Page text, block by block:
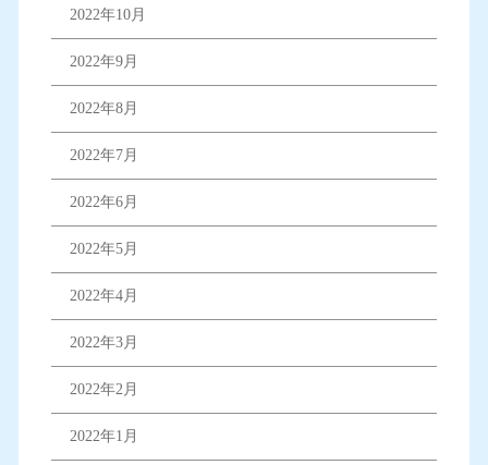
2022年10月
2022年9月
2022年8月
2022年7月
2022年6月
2022年5月
2022年4月
2022年3月
2022年2月
2022年1月